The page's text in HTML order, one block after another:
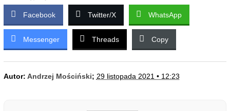
Facebook Twitter/X WhatsApp
Messenger Threads Copy
Autor: Andrzej Mościński; 29 listopada 2021 • 12:23